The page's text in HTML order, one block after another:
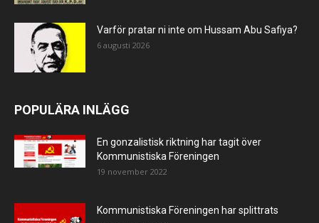
Varför pratar ni inte om Hussam Abu Safiya?
6 augusti 2026
POPULÄRA INLÄGG
En gonzalistisk riktning har tagit över
Kommunistiska Föreningen
19 november 2022
Kommunistiska Föreningen har splittrats